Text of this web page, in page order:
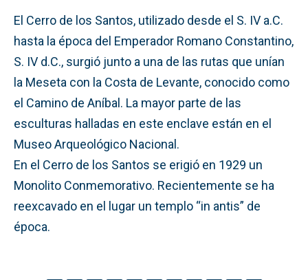
El Cerro de los Santos, utilizado desde el S. IV a.C.
hasta la época del Emperador Romano Constantino,
S. IV d.C., surgió junto a una de las rutas que unían
la Meseta con la Costa de Levante, conocido como
el Camino de Aníbal. La mayor parte de las
esculturas halladas en este enclave están en el
Museo Arqueológico Nacional.
En el Cerro de los Santos se erigió en 1929 un
Monolito Conmemorativo. Recientemente se ha
reexcavado en el lugar un templo “in antis” de
época.